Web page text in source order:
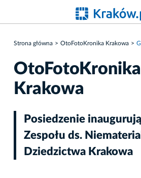
Strona główna OtoFotoKronika Krakowa
OtoFotoKronika
Krakowa
Posiedzenie
Zespołu ds.
Dziedzictwa Krakowa